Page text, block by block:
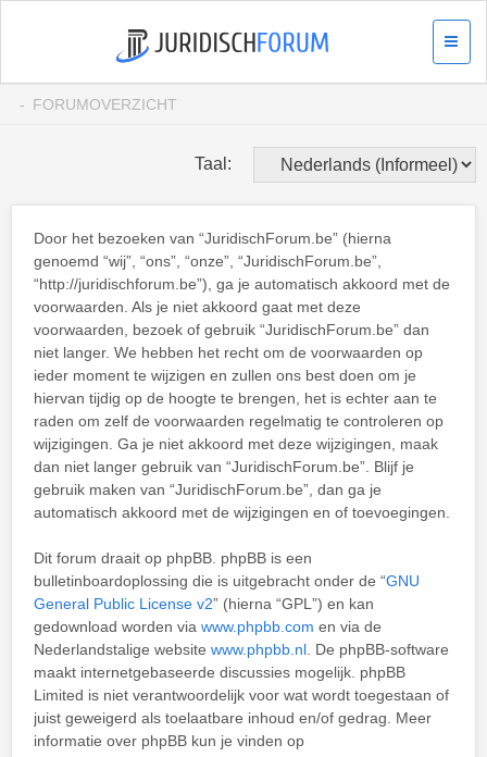
FORUMOVERZICHT
Taal:
Door het bezoeken van “JuridischForum.be” (hierna
genoemd “wij”, “ons”, “onze”, “JuridischForum.be”,
“http://juridischforum.be”), ga je automatisch akkoord met de
voorwaarden. Als je niet akkoord gaat met deze
voorwaarden, bezoek of gebruik “JuridischForum.be” dan
niet langer. We hebben het recht om de voorwaarden op
ieder moment te wijzigen en zullen ons best doen om je
hiervan tijdig op de hoogte te brengen, het is echter aan te
raden om zelf de voorwaarden regelmatig te controleren op
wijzigingen. Ga je niet akkoord met deze wijzigingen, maak
dan niet langer gebruik van “JuridischForum.be”. Blijf je
gebruik maken van “JuridischForum.be”, dan ga je
automatisch akkoord met de wijzigingen en of toevoegingen.
Dit forum draait op phpBB. phpBB is een
bulletinboardoplossing die is uitgebracht onder de “GNU
General Public License v2” (hierna “GPL”) en kan
gedownload worden via www.phpbb.com en via de
Nederlandstalige website www.phpbb.nl . De phpBB-software
maakt internetgebaseerde discussies mogelijk. phpBB
Limited is niet verantwoordelijk voor wat wordt toegestaan of
juist geweigerd als toelaatbare inhoud en/of gedrag. Meer
informatie over phpBB kun je vinden op